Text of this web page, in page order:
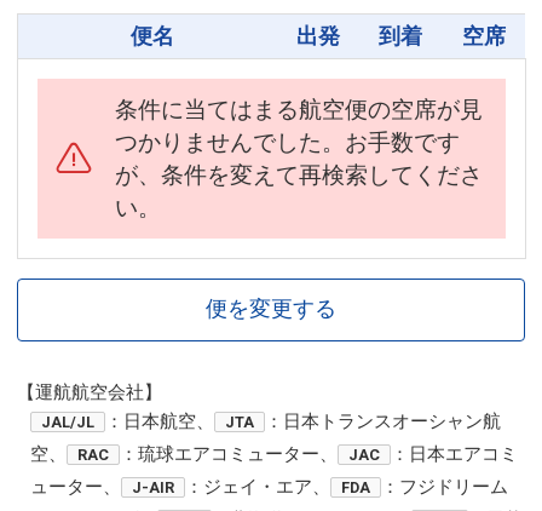
便名 出発 到着 空席
条件に当てはまる航空便の空席が見
つかりませんでした。お手数です
が、条件を変えて再検索してくださ
い。
便を変更する
【運航航空会社】
JAL/JL ：日本航空、 JTA
：日本トランスオーシャン航
空、
RAC ：琉球エアコミューター、 JAC
：日本エアコミ
ューター、
J-AIR ：ジェイ・エア、 FDA
：フジドリーム